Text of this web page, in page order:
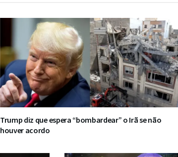
Trump diz que espera “bombardear” o Irã se não
houver acordo